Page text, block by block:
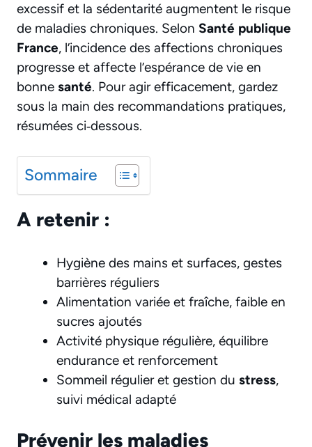
excessif et la sédentarité augmentent le risque
de maladies chroniques. Selon Santé publique
France, l’incidence des affections chroniques
progresse et affecte l’espérance de vie en
bonne santé. Pour agir efficacement, gardez
sous la main des recommandations pratiques,
résumées ci‑dessous.
Sommaire
A retenir :
Hygiène des mains et surfaces, gestes
barrières réguliers
Alimentation variée et fraîche, faible en
sucres ajoutés
Activité physique régulière, équilibre
endurance et renforcement
Sommeil régulier et gestion du stress,
suivi médical adapté
Prévenir les maladies